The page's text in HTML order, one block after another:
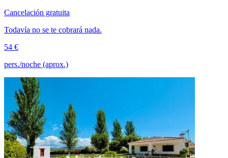
Cancelación gratuita
Todavía no se te cobrará nada.
54 €
pers./noche (aprox.)